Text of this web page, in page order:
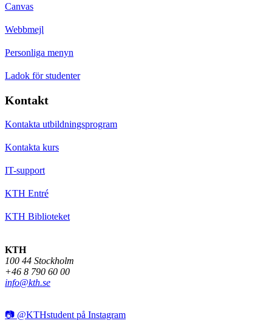
Canvas
Webbmejl
Personliga menyn
Ladok för studenter
Kontakt
Kontakta utbildningsprogram
Kontakta kurs
IT-support
KTH Entré
KTH Biblioteket
KTH
100 44 Stockholm
+46 8 790 60 00
info@kth.se
📷 @KTHstudent på Instagram